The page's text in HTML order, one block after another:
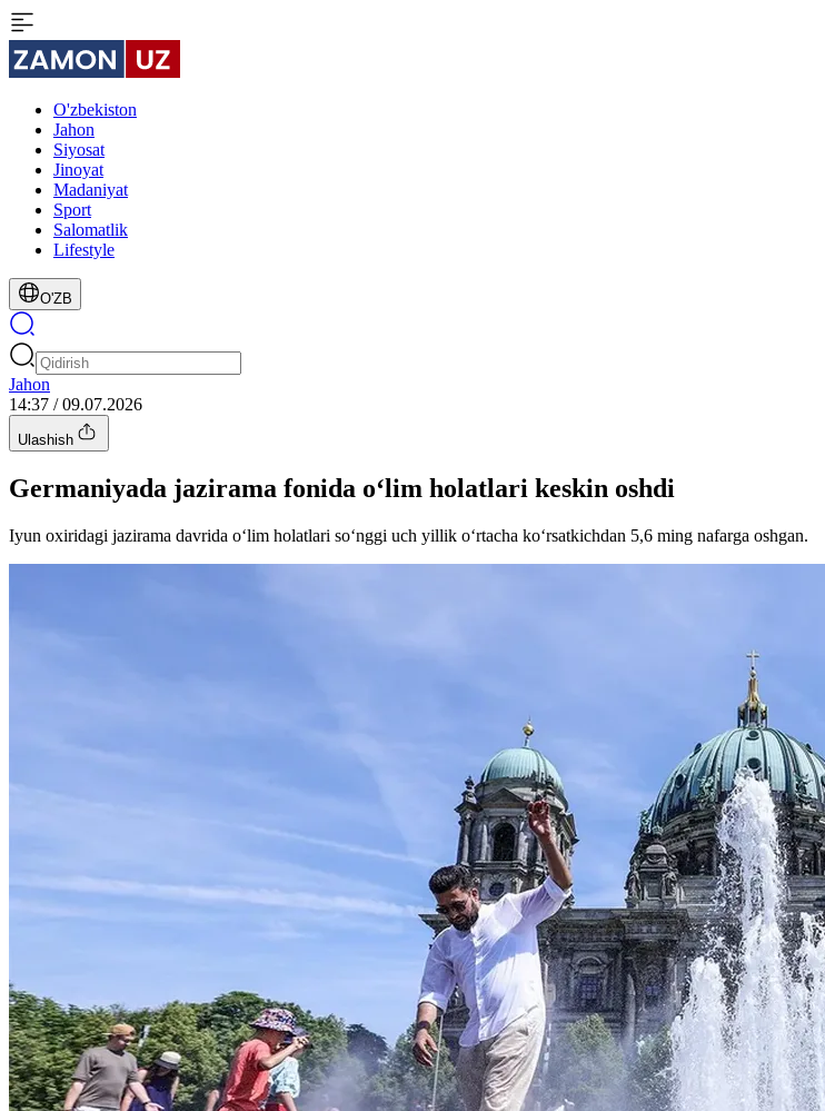
O'zbekiston
Jahon
Siyosat
Jinoyat
Madaniyat
Sport
Salomatlik
Lifestyle
O'ZB
Jahon
14:37 / 09.07.2026
Ulashish
Germaniyada jazirama fonida o‘lim holatlari keskin oshdi
Iyun oxiridagi jazirama davrida o‘lim holatlari so‘nggi uch yillik o‘rtacha ko‘rsatkichdan 5,6 ming nafarga oshgan.